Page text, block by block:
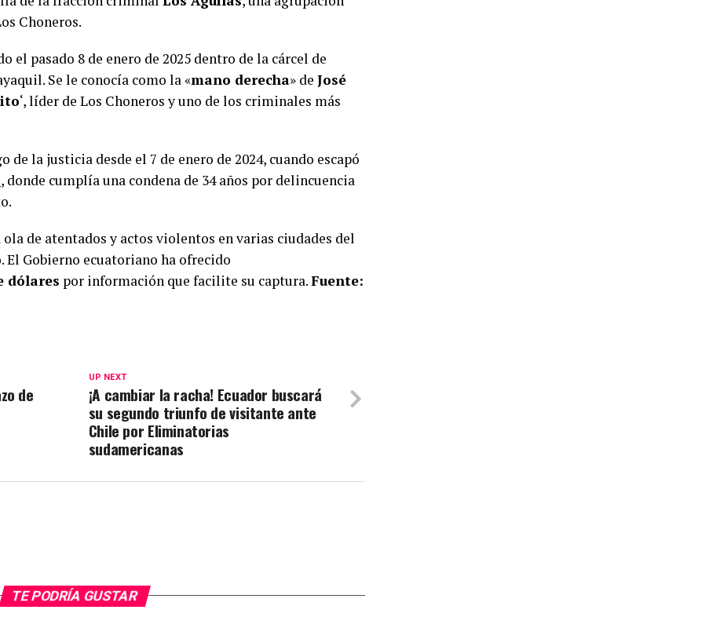
Choneros.
el pasado 8 de enero de 2025 dentro de la cárcel de
Se le conocía como la «mano derecha» de José
‘, líder de Los Choneros y uno de los criminales más
la justicia desde el 7 de enero de 2024, cuando escapó
, donde cumplía una condena de 34 años por delincuencia
de atentados y actos violentos en varias ciudades del
Gobierno ecuatoriano ha ofrecido
dólares por información que facilite su captura.Fuente:
UP NEXT
¡A cambiar la racha! Ecuador buscará
su segundo triunfo de visitante ante
Chile por Eliminatorias
sudamericanas
de
TE PODRÍA GUSTAR